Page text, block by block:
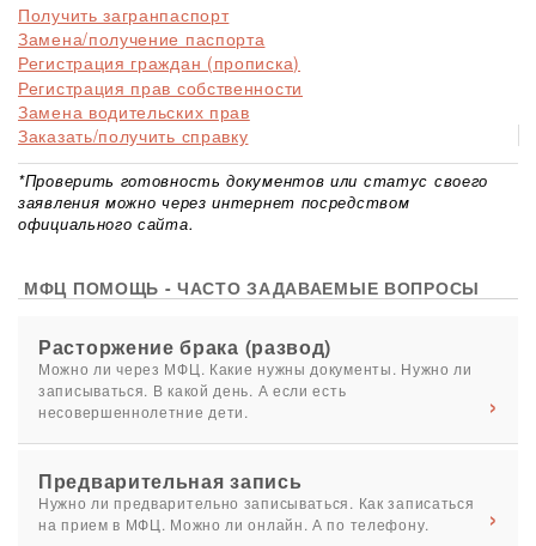
Получить загранпаспорт
Замена/получение паспорта
Регистрация граждан (прописка)
Регистрация прав собственности
Замена водительских прав
Заказать/получить справку
*Проверить готовность документов или статус своего
заявления можно через интернет посредством
официального сайта.
МФЦ ПОМОЩЬ - ЧАСТО ЗАДАВАЕМЫЕ ВОПРОСЫ
Расторжение брака (развод)
Можно ли через МФЦ. Какие нужны документы. Нужно ли
записываться. В какой день. А если есть
несовершеннолетние дети.
Предварительная запись
Нужно ли предварительно записываться. Как записаться
на прием в МФЦ. Можно ли онлайн. А по телефону.